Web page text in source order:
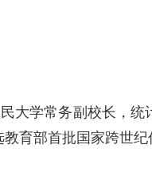
大学常务副校长，
育部首批国家跨世